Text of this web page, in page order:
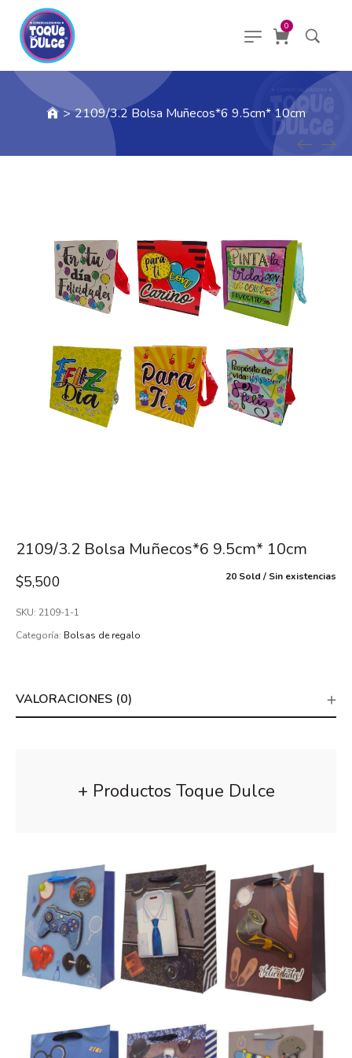
0
> 2109/3.2 Bolsa Muñecos*6 9.5cm* 10cm
2109/3.2 Bolsa Muñecos*6 9.5cm* 10cm
20 Sold Sin existencias
$5,500
SKU: 2109-1-1
Categoría: Bolsas de regalo
VALORACIONES (0)
+ Productos Toque Dulce